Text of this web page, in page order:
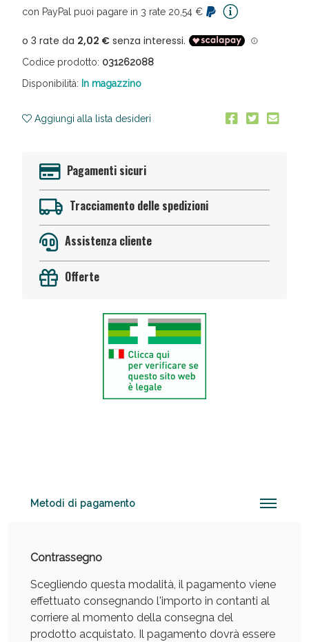
con PayPal puoi pagare in 3 rate 20,54 €
Codice prodotto: 031262088
Disponibilità: In magazzino
Aggiungi alla lista desideri
Pagamenti sicuri
Tracciamento delle spedizioni
Assistenza cliente
Offerte
Metodi di pagamento
Contrassegno
Scegliendo questa modalità, il pagamento viene
effettuato consegnando l'importo in contanti al
corriere al momento della consegna del
prodotto acquistato. Il pagamento dovrà essere
Anticellulite e Fanghi: Sconto fino al 40% valido
oggi!